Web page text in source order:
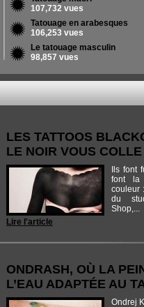
107,732 vues
Tatouage en arabesques
106,253 vues
Le tatouage masculin
98,857 vues
LES TATTOOS
LE NOIR VOUS
Ils font
font
couleur
du
Shop,...
Lire l'article
ONDRASH, OÙ LA
L’EAU ADAPTÉE AU
Ondrej